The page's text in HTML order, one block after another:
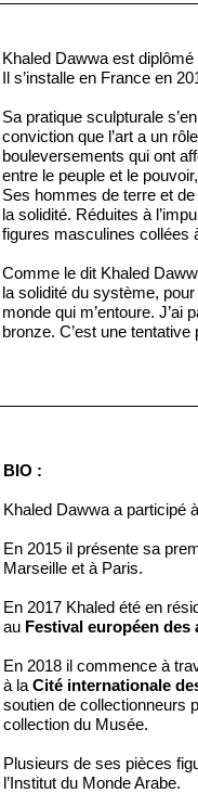
BIO :
Khaled Dawwa a participé
En 2015 il présente sa
Marseille et à Paris.
En 2017 Khaled été en
au Festival européen des
En 2018 il commence à
à la Cité internationale
soutien de collectionneurs
collection du Musée.
Plusieurs de ses pièces
l’Institut du Monde Arabe.
Khaled Dawwa est
Il s’installe en France en
Sa pratique sculpturale
conviction que l’art a un
bouleversements qui ont
entre le peuple et le
Ses hommes de terre et de
la solidité. Réduites à
figures masculines collées
Comme le dit Khaled
la solidité du système, pour
monde qui m’entoure.
bronze. C’est une